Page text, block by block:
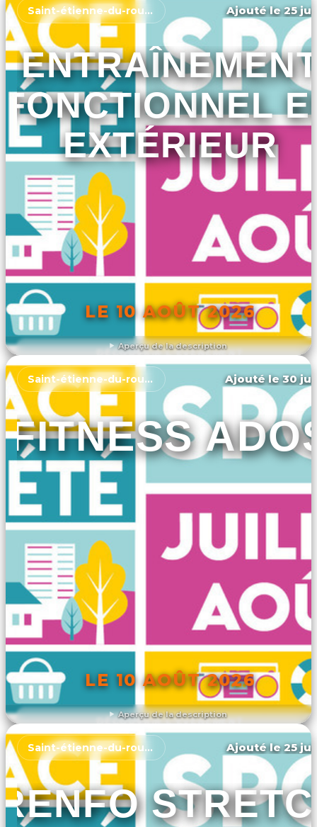
Aperçu de la description
Saint-étienne-du-rouvray Ajouté le 25
FONCTIONNEL
EXTÉRIEUR
LE 10 AOÛT 2026
DÉCOUVRIR L'ÉVÉNEMENT
Aperçu de la description
Saint-étienne-du-rouvray Ajouté le 30
FITNESS
LE 10 AOÛT 2026
DÉCOUVRIR L'ÉVÉNEMENT
Saint-étienne-du-rouvray Ajouté le 25